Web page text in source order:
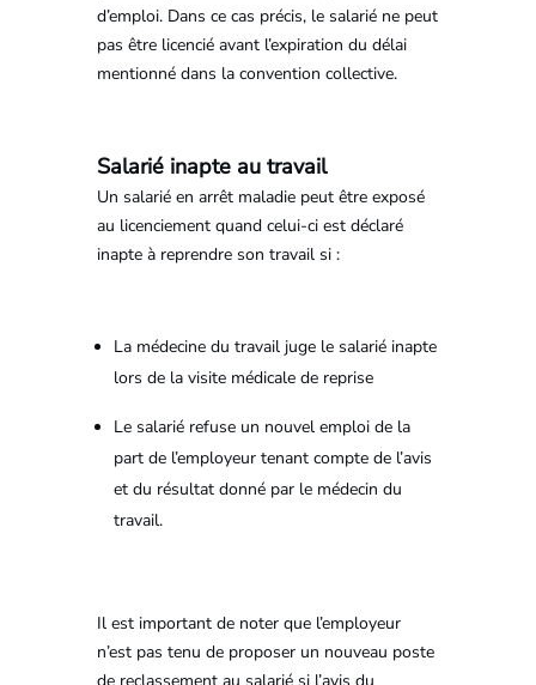
d’emploi. Dans ce cas précis, le salarié ne peut
pas être licencié avant l’expiration du délai
mentionné dans la convention collective.
Salarié inapte au travail
Un salarié en arrêt maladie peut être exposé
au licenciement quand celui-ci est déclaré
inapte à reprendre son travail si :
La médecine du travail juge le salarié inapte
lors de la visite médicale de reprise
Le salarié refuse un nouvel emploi de la
part de l’employeur tenant compte de l’avis
et du résultat donné par le médecin du
travail.
Il est important de noter que l’employeur
n’est pas tenu de proposer un nouveau poste